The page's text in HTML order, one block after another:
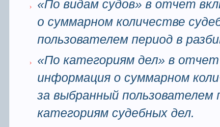
«По видам судов» в отчет
о суммарном количестве
пользователем период в
«По категориям дел» в
информация о суммарном
за выбранный пользователем
категориям судебных дел.